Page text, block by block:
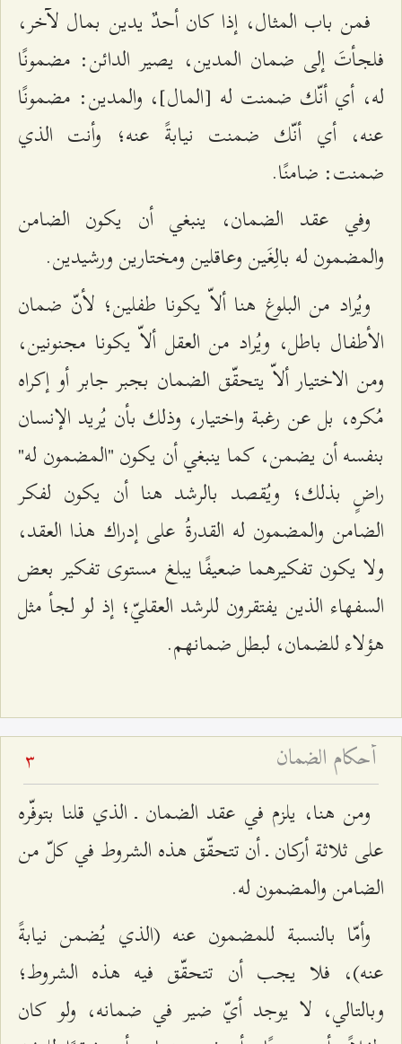
فمن باب المثال، إذا كان أحدٌ يدين بمال لآخر،
فلجأتَ إلى ضمان المدين، يصير الدائن: مضمونًا
له، أي أنّك ضمنت له [المال]، والمدين: مضمونًا
عنه، أي أنّك ضمنت نيابةً عنه؛ وأنت الذي
ضمنت: ضامنًا.
وفي عقد الضمان، ينبغي أن يكون الضامن
والمضمون له بالِغَين وعاقلين ومختارين ورشيدين.
ويُراد من البلوغ هنا ألاّ يكونا طفلين؛ لأنّ ضمان
الأطفال باطل، ويُراد من العقل ألاّ يكونا مجنونين،
ومن الاختيار ألاّ يتحقّق الضمان بجبر جابر أو إكراه
مُكره، بل عن رغبة واختيار، وذلك بأن يُريد الإنسان
بنفسه أن يضمن، كما ينبغي أن يكون "المضمون له"
راضٍ بذلك؛ ويُقصد بالرشد هنا أن يكون لفكر
الضامن والمضمون له القدرةُ على إدراك هذا العقد،
ولا يكون تفكيرهما ضعيفًا يبلغ مستوى تفكير بعض
السفهاء الذين يفتقرون للرشد العقليّ؛ إذ لو لجأ مثل
هؤلاء للضمان، لبطل ضمانهم.
أحكام الضمان 3
ومن هنا، يلزم في عقد الضمان ـ الذي قلنا بتوفّره
على ثلاثة أركان ـ أن تتحقّق هذه الشروط في كلّ من
الضامن والمضمون له.
وأمّا بالنسبة للمضمون عنه (الذي يُضمن نيابةً
عنه)، فلا يجب أن تتحقّق فيه هذه الشروط؛
وبالتالي، لا يوجد أيّ ضير في ضمانه، ولو كان